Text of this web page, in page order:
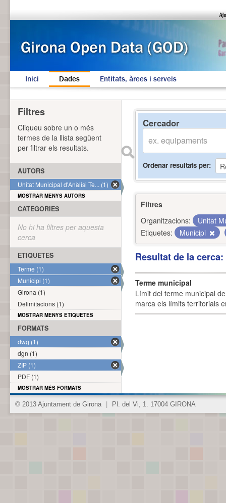
Inici Dades Entitats, àrees i serveis
Cercador
Ordenar resultats per
Filtres
Organitzacions:
Unitat
Etiquetes:
Municipi
Resultat de la
Terme municipal
Límit del terme municipal
marca els límits territorials
Filtres
Cliqueu sobre un o més
termes de la llista següent
per filtrar els resultats.
AUTORS
Unitat Municipal d'Anàlisi Te... (1)
MOSTRAR MENYS AUTORS
CATEGORIES
No hi ha filtres per aquesta
cerca
ETIQUETES
Terme (1)
Municipi (1)
Girona (1)
Delimitacions (1)
MOSTRAR MENYS ETIQUETES
FORMATS
dwg (1)
dgn (1)
ZIP (1)
PDF (1)
MOSTRAR MÉS FORMATS
© 2013 Ajuntament de Girona Pl. del Vi, 1. 17004 GIRONA